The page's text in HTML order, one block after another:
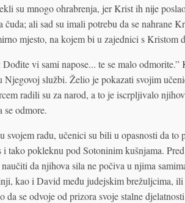
su mnogo ohrabrenja, jer Krist ih nije
čuda; ali sad su imali potrebu da se nahrane
mjesto, na kojem bi u zajednici s Kristom
Dođite vi sami napose... te se malo
Njegovoj službi. Želio je pokazati svojim
radili su za narod, a to je iscrpljivalo
se odmore.
svojem radu, učenici su bili u opasnosti da to
tako pokleknu pod Sotoninim kušnjama.
da njihova sila ne počiva u njima
kao i David među judejskim brežuljcima,
da se odvoje od prizora svoje stalne